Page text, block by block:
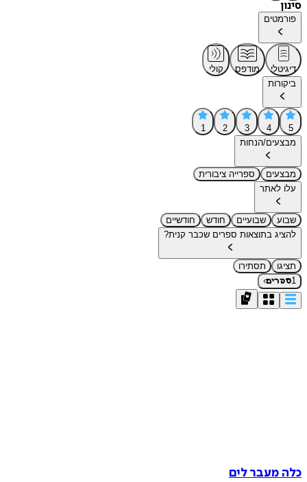
סינון
פורמטים
דיגיטלי מודפס
קולי
ביקורות
5
4
3
2
1
מבצעים/הנחות
מבצעים
ספרייה ציבורית
עלו לאתר
שבוע שבועיים חודש
חודשיים
להציג בתוצאות ספרים שכבר קנית?
תציגו
תסתירו
1ספרים›
כלה מעבר לים